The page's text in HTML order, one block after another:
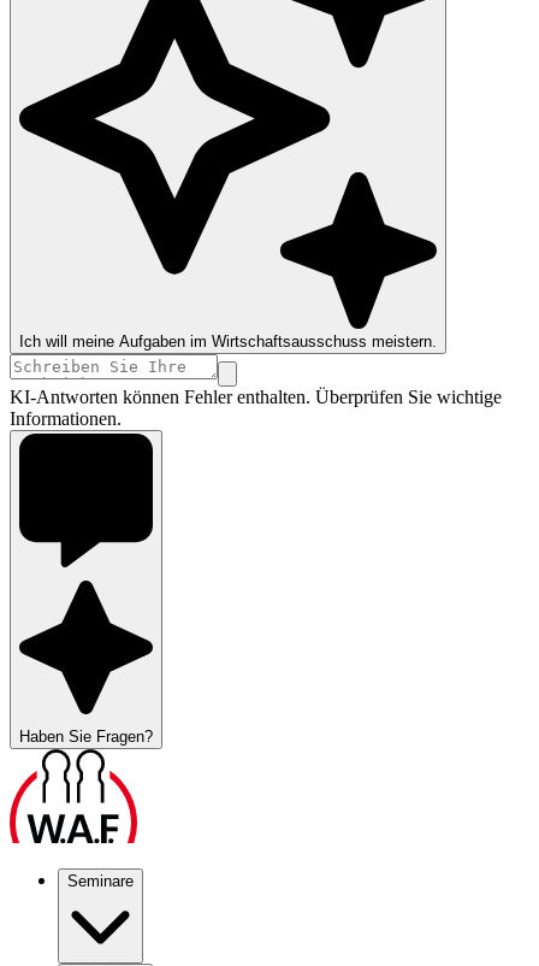
Ich will meine Aufgaben im Wirtschaftsausschuss meistern.
KI-Antworten können Fehler enthalten. Überprüfen Sie wichtige
Informationen.
Haben Sie Fragen?
Seminare